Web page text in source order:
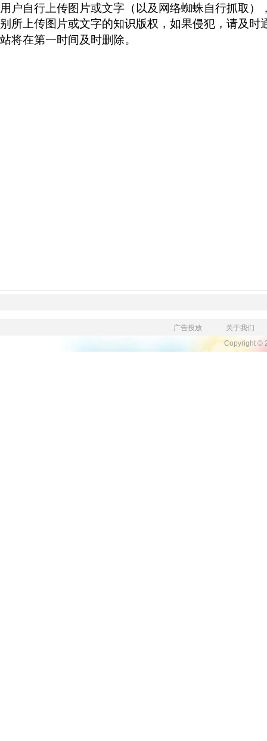
用户自行上传图片或文字（ 以及网络蜘蛛自行抓取 ）
别所上传图片或文字的知识版权，如果侵犯，请及时
站将在第一时间及时删除。
广告投放
关于我们
Copyright ©